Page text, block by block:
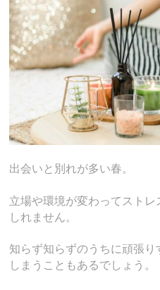
出会いと別れが多い春。
立場や環境が変わってスト
しれません。
知らず知らずのうちに頑張
しまうこともあるでしょう。